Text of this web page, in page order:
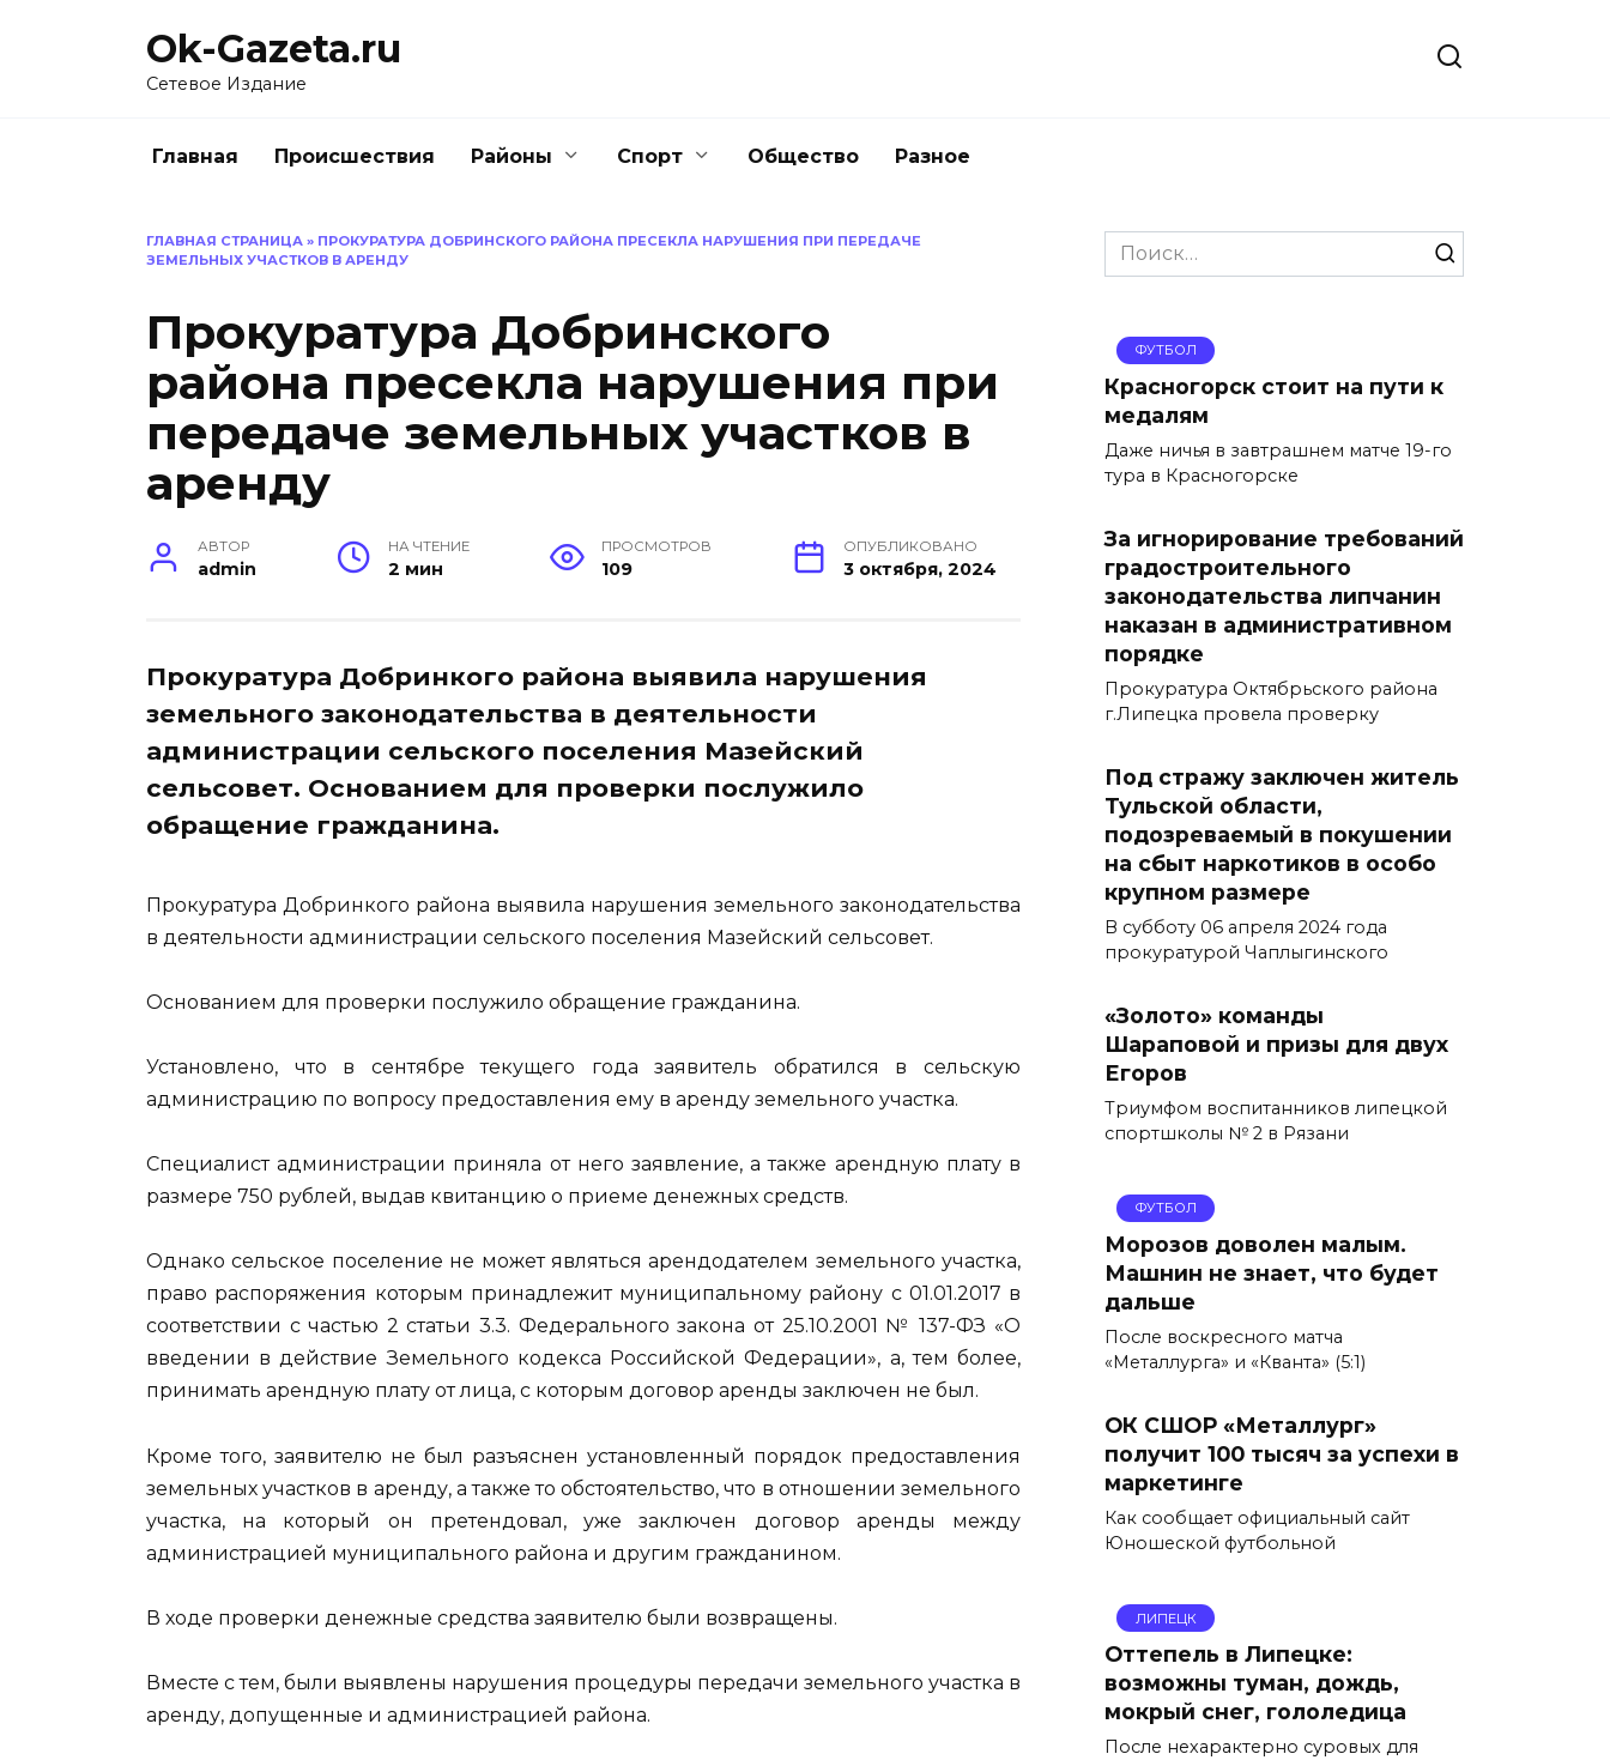
Ok-Gazeta.ru
Сетевое Издание
Главная Происшествия Районы Спорт Общество Разное
ГЛАВНАЯ СТРАНИЦА » ПРОКУРАТУРА ДОБРИНСКОГО РАЙОНА ПРЕСЕКЛА НАРУШЕНИЯ ПРИ ПЕРЕДАЧЕ
ЗЕМЕЛЬНЫХ УЧАСТКОВ В АРЕНДУ
Прокуратура Добринского
района пресекла нарушения при
передаче земельных участков в
аренду
АВТОР
admin
НА ЧТЕНИЕ
2 мин
ПРОСМОТРОВ
109
ОПУБЛИКОВАНО
3 октября, 2024
Прокуратура Добринкого района выявила нарушения
земельного законодательства в деятельности
администрации сельского поселения Мазейский
сельсовет. Основанием для проверки послужило
обращение гражданина.
Прокуратура Добринкого района выявила нарушения земельного законодательства
в деятельности администрации сельского поселения Мазейский сельсовет.
Основанием для проверки послужило обращение гражданина.
Установлено, что в сентябре текущего года заявитель обратился в сельскую
администрацию по вопросу предоставления ему в аренду земельного участка.
Специалист администрации приняла от него заявление, а также арендную плату в
размере 750 рублей, выдав квитанцию о приеме денежных средств.
Однако сельское поселение не может являться арендодателем земельного участка,
право распоряжения которым принадлежит муниципальному району с 01.01.2017 в
соответствии с частью 2 статьи 3.3. Федерального закона от 25.10.2001 № 137-ФЗ «О
введении в действие Земельного кодекса Российской Федерации», а, тем более,
принимать арендную плату от лица, с которым договор аренды заключен не был.
Кроме того, заявителю не был разъяснен установленный порядок предоставления
земельных участков в аренду, а также то обстоятельство, что в отношении земельного
участка, на который он претендовал, уже заключен договор аренды между
администрацией муниципального района и другим гражданином.
В ходе проверки денежные средства заявителю были возвращены.
Вместе с тем, были выявлены нарушения процедуры передачи земельного участка в
аренду, допущенные и администрацией района.
Search
for:
ФУТБОЛ
Красногорск стоит на пути к
медалям
Даже ничья в завтрашнем матче 19-го
тура в Красногорске
За игнорирование требований
градостроительного
законодательства липчанин
наказан в административном
порядке
Прокуратура Октябрьского района
г.Липецка провела проверку
Под стражу заключен житель
Тульской области,
подозреваемый в покушении
на сбыт наркотиков в особо
крупном размере
В субботу 06 апреля 2024 года
прокуратурой Чаплыгинского
«Золото» команды
Шараповой и призы для двух
Егоров
Триумфом воспитанников липецкой
спортшколы № 2 в Рязани
ФУТБОЛ
Морозов доволен малым.
Машнин не знает, что будет
дальше
После воскресного матча
«Металлурга» и «Кванта» (5:1)
ОК СШОР «Металлург»
получит 100 тысяч за успехи в
маркетинге
Как сообщает официальный сайт
Юношеской футбольной
ЛИПЕЦК
Оттепель в Липецке:
возможны туман, дождь,
мокрый снег, гололедица
После нехарактерно суровых для